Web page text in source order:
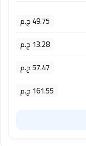
49.75 ج.م
13.28 ج.م
57.47 ج.م
161.55 ج.م